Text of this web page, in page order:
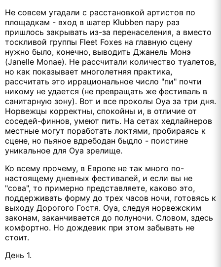
Не совсем угадали с расстановкой артистов по
площадкам - вход в шатер Klubben пару раз
пришлось закрывать из-за перенаселения, а вместо
тоскливой группы Fleet Foxes на главную сцену
нужно было, конечно, выводить Джанель Монэ
(Janelle Monae). Не рассчитали количество туалетов,
но как показывает многолетняя практика,
рассчитать это иррациональное число "пи" почти
никому не удается (не превращать же фестиваль в
санитарную зону). Вот и все проколы Oya за три дня.
Норвежцы корректны, спокойны и, в отличие от
соседей-финнов, умеют пить. На сетах хедлайнеров
местные могут поработать локтями, пробираясь к
сцене, но пьяное вдребодан быдло - поистине
уникальное для Oya зрелище.
Ко всему прочему, в Европе не так много по-
настоящему дневных фестивалей, и если вы не
"сова", то примерно представляете, каково это,
поддерживать форму до трех часов ночи, готовясь к
выходу Дорогого Гостя. Oya, следуя норвежским
законам, заканчивается до полуночи. Словом, здесь
комфортно. Но дождевик при этом забывать не
стоит.
День 1.